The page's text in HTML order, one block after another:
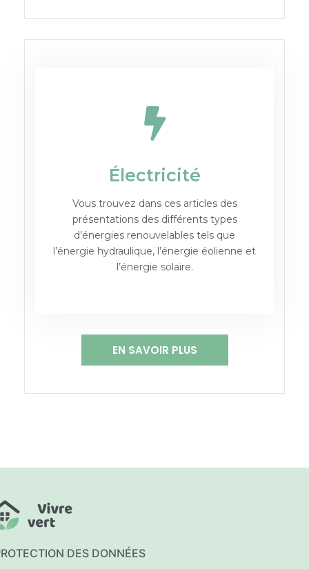
Électricité
Vous trouvez dans ces articles des
présentations des différents types
d’énergies renouvelables tels que
l’énergie hydraulique, l’énergie éolienne et
l’énergie solaire.
EN SAVOIR PLUS
DES DONNÉES